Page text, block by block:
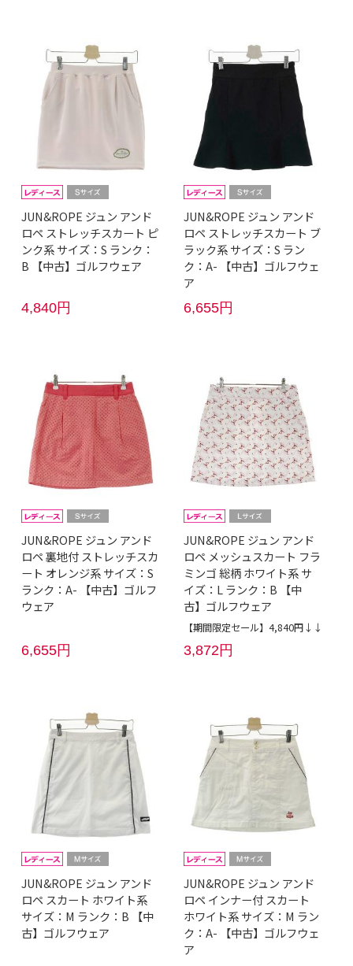
JUN&ROPE ジュン アンド
ロペ ストレッチスカート ピ
ンク系 サイズ：S ランク：
B 【中古】ゴルフウェア
4,840円
JUN&ROPE ジュン アンド
ロペ ストレッチスカート ブ
ラック系 サイズ：S ラン
ク：A- 【中古】ゴルフウェ
ア
6,655円
JUN&ROPE ジュン アンド
ロペ 裏地付 ストレッチスカ
ート オレンジ系 サイズ：S
ランク：A- 【中古】ゴルフ
ウェア
6,655円
JUN&ROPE ジュン アンド
ロペ メッシュスカート フラ
ミンゴ 総柄 ホワイト系 サ
イズ：L ランク：B 【中
古】ゴルフウェア
【期間限定セール】4,840円↓↓
3,872円
JUN&ROPE ジュン アンド
ロペ スカート ホワイト系
サイズ：M ランク：B 【中
古】ゴルフウェア
JUN&ROPE ジュン アンド
ロペ インナー付 スカート
ホワイト系 サイズ：M ラン
ク：A- 【中古】ゴルフウェ
ア